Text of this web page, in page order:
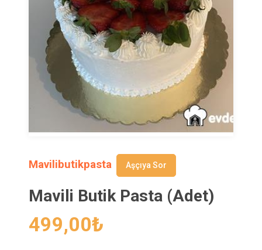
Mavilibutikpasta Aşçıya Sor
Mavili Butik Pasta (Adet)
499,00₺